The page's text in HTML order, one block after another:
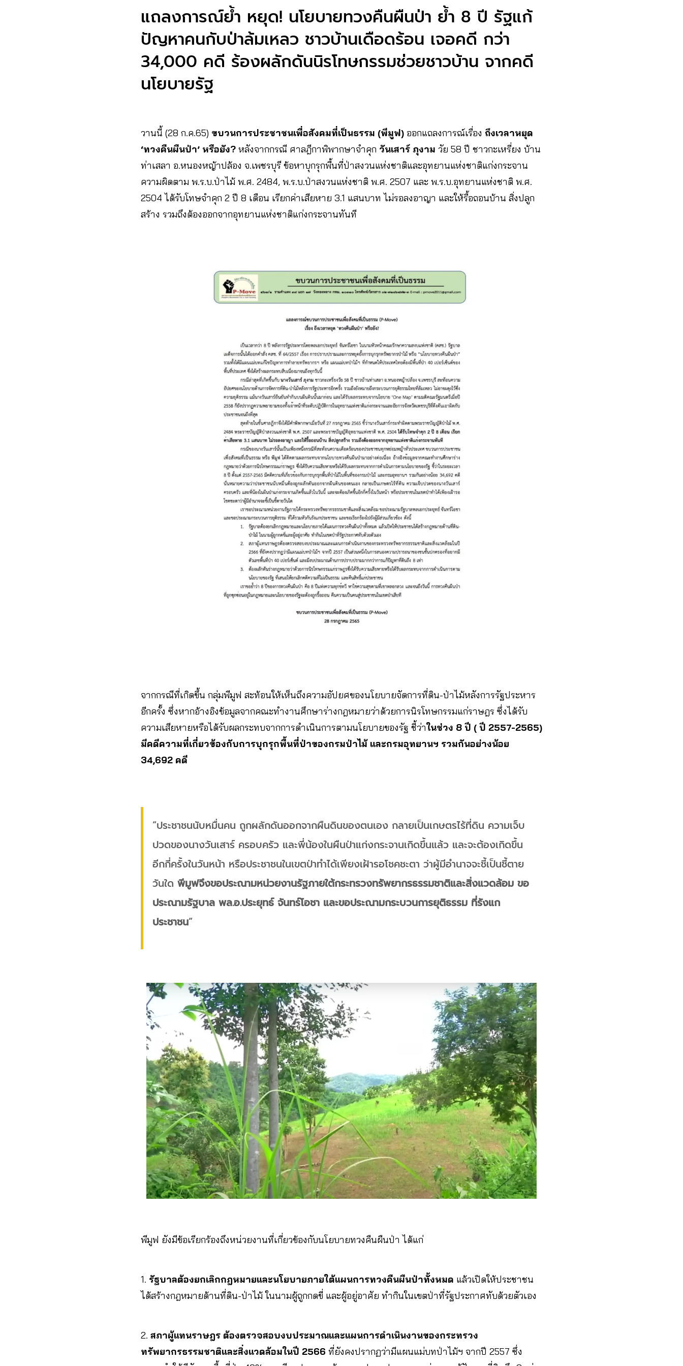
แถลงการณ์ย้ำ หยุด! นโยบายทวงคืนผืนป่า ย้ำ 8 ปี รัฐแก้
ปัญหาคนกับป่าล้มเหลว ชาวบ้านเดือดร้อน เจอคดี กว่า
34,000 คดี ร้องผลักดันนิรโทษกรรมช่วยชาวบ้าน จากคดี
นโยบายรัฐ
วานนี้ (28 ก.ค.65) ขบวนการประชาชนเพื่อสังคมที่เป็นธรรม (พีมูฟ) ออกแถลงการณ์เรื่อง ถึงเวลาหยุด
‘ทวงคืนผืนป่า’ หรือยัง? หลังจากกรณี ศาลฎีกาพิพากษาจำคุก วันเสาร์ ภุงาม วัย 58 ปี ชาวกะเหรี่ยง บ้าน
ท่าเสลา อ.หนองหญ้าปล้อง จ.เพชรบุรี ข้อหาบุกรุกพื้นที่ป่าสงวนแห่งชาติและอุทยานแห่งชาติแก่งกระจาน
ความผิดตาม พ.ร.บ.ป่าไม้ พ.ศ. 2484, พ.ร.บ.ป่าสงวนแห่งชาติ พ.ศ. 2507 และ พ.ร.บ.อุทยานแห่งชาติ พ.ศ.
2504 ได้รับโทษจำคุก 2 ปี 8 เดือน เรียกค่าเสียหาย 3.1 แสนบาท ไม่รอลงอาญา และให้รื้อถอนบ้าน สิ่งปลูก
สร้าง รวมถึงต้องออกจากอุทยานแห่งชาติแก่งกระจานทันที
จากกรณีที่เกิดขึ้น กลุ่มพีมูฟ สะท้อนให้เห็นถึงความอัปยศของนโยบายจัดการที่ดิน-ป่าไม้หลังการรัฐประหาร
อีกครั้ง ซึ่งหากอ้างอิงข้อมูลจากคณะทำงานศึกษาร่างกฎหมายว่าด้วยการนิรโทษกรรมแก่ราษฎร ซึ่งได้รับ
ความเสียหายหรือได้รับผลกระทบจากการดำเนินการตามนโยบายของรัฐ ชี้ว่าในช่วง 8 ปี ( ปี 2557-2565)
มีคดีความที่เกี่ยวข้องกับการบุกรุกพื้นที่ป่าของกรมป่าไม้ และกรมอุทยานฯ รวมกันอย่างน้อย
34,692 คดี
“ประชาชนนับหมื่นคน ถูกผลักดันออกจากผืนดินของตนเอง กลายเป็นเกษตรไร้ที่ดิน ความเจ็บ
ปวดของนางวันเสาร์ ครอบครัว และพี่น้องในผืนป่าแก่งกระจานเกิดขึ้นแล้ว และจะต้องเกิดขึ้น
อีกกี่ครั้งในวันหน้า หรือประชาชนในเขตป่าทำได้เพียงเฝ้ารอโชคชะตา ว่าผู้มีอำนาจจะชี้เป็นชี้ตาย
วันใด พีมูฟจึงขอประณามหน่วยงานรัฐภายใต้กระทรวงทรัพยากรธรรมชาติและสิ่งแวดล้อม ขอ
ประณามรัฐบาล พล.อ.ประยุทธ์ จันทร์โอชา และขอประณามกระบวนการยุติธรรม ที่รังแก
ประชาชน”
พีมูฟ ยังมีข้อเรียกร้องถึงหน่วยงานที่เกี่ยวข้องกับนโยบายทวงคืนผืนป่า ได้แก่
1. รัฐบาลต้องยกเลิกกฎหมายและนโยบายภายใต้แผนการทวงคืนผืนป่าทั้งหมด แล้วเปิดให้ประชาชน
ได้สร้างกฎหมายด้านที่ดิน-ป่าไม้ ในนามผู้ถูกกดขี่ และผู้อยู่อาศัย ทำกินในเขตป่าที่รัฐประกาศทับด้วยตัวเอง
2. สภาผู้แทนราษฎร ต้องตรวจสอบงบประมาณและแผนการดำเนินงานของกระทรวง
ทรัพยากรธรรมชาติและสิ่งแวดล้อมในปี 2566 ที่ยังคงปรากฏว่ามีแผนแม่บทป่าไม้ฯ จากปี 2557 ซึ่ง